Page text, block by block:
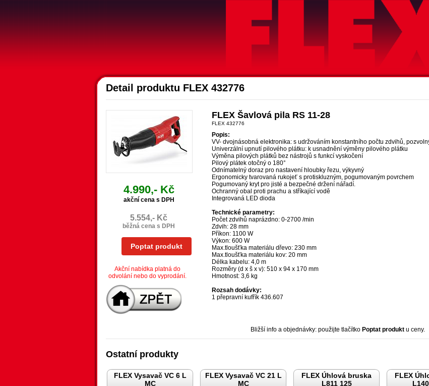
Detail produktu FLEX 432776
4.990,- Kč
akční cena s DPH
5.554,- Kč
běžná cena s DPH
Poptat produkt
Akční nabídka platná do
odvolání nebo do vyprodání.
FLEX Šavlová pila RS 11-28
FLEX 432776
Popis:
VV- dvojnásobná elektronika: s udržováním konstantního počtu zdvihů,
Univerzální upnutí pilového plátku: k usnadnění výměny pilového plátku
Výměna pilových plátků bez nástrojů s funkcí vyskočení
Pilový plátek otočný o 180°
Odnímatelný doraz pro nastavení hloubky řezu, výkyvný
Ergonomicky tvarovaná rukojeť s protiskluzným, pogumovaným povrchem
Pogumovaný kryt pro jisté a bezpečné držení nářadí.
Ochranný obal proti prachu a stříkající vodě
Integrovaná LED dioda
Technické parametry:
Počet zdvihů naprázdno: 0-2700 /min
Zdvih: 28 mm
Příkon: 1100 W
Výkon: 600 W
Max.tloušťka materiálu dřevo: 230 mm
Max.tloušťka materiálu kov: 20 mm
Délka kabelu: 4,0 m
Rozměry (d x š x v): 510 x 94 x 170 mm
Hmotnost: 3,6 kg
Rozsah dodávky:
1 přepravní kufřík 436.607
Bližší info a objednávky: použijte tlačítko Poptat produktu ceny.
Ostatní produkty
FLEX Vysavač VC 6 L
MC
FLEX Vysavač VC 21 L
MC
FLEX Úhlová bruska
L811 125
FLEX